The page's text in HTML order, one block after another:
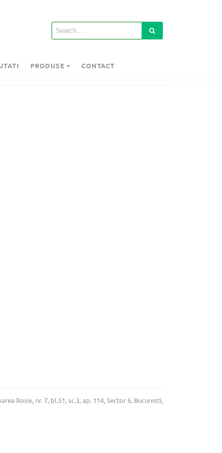
PRODUSE CONTACT
Rosie, nr. 7, bl.51, sc.3, ap. 114, Sector 6, Bucuresti,